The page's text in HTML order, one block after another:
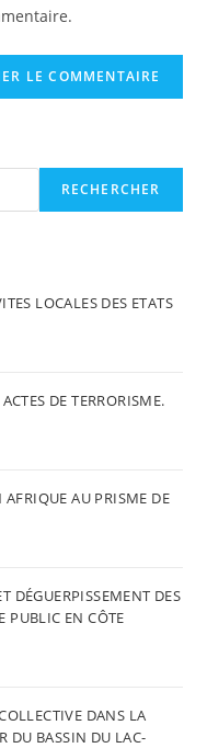
RECHERCHER
LOCALES DES ETATS
DE TERRORISME.
AFRIQUE AU PRISME DE
DÉGUERPISSEMENT DES
PUBLIC EN CÔTE
DANS LA
DU BASSIN DU LAC-